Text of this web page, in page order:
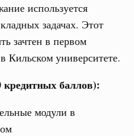
используется
задачах. Этот
зачтен в первом
Кильском университете.
баллов):
модули в